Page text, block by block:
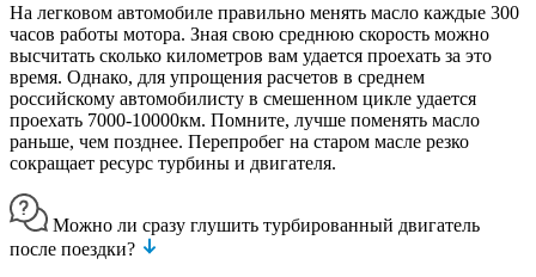
На легковом автомобиле правильно менять масло каждые 300
часов работы мотора. Зная свою среднюю скорость можно
высчитать сколько километров вам удается проехать за это
время. Однако, для упрощения расчетов в среднем
российскому автомобилисту в смешенном цикле удается
проехать 7000-10000км. Помните, лучше поменять масло
раньше, чем позднее. Перепробег на старом масле резко
сокращает ресурс турбины и двигателя.
Можно ли сразу глушить турбированный двигатель
после поездки?